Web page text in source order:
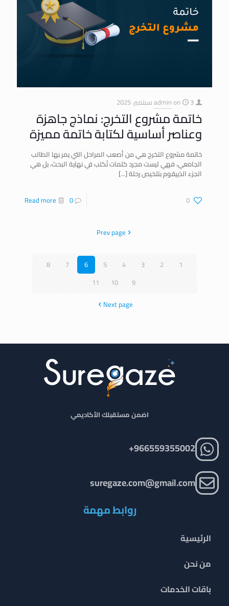
adminon 3 سبتمبر، 2025
خاتمة مشروع التخرج: نماذج جاهزة
وعناصر أساسية لكتابة خاتمة مميزة
خاتمة مشروع التخرج هي من أصعب المراحل التي يمر بها الطالب
الجامعي، فهي ليست مجرد كلمات تُكتب في نهاية البحث، بل هي
الجزء الذييقوم بتلخيص رحلة[…]
0
0
Read more
Prev page
1
2
3
4
5
6
7
8
9
10
11
Next page
اضمن مستقبلك الأكاديمي
966559355002+
suregaze.com@gmail.com
روابط مهمة
الرئيسية
من نحن
باقات الخدمات